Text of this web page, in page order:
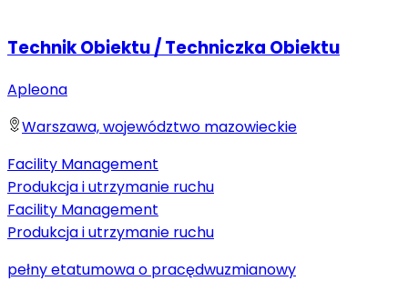
Technik Obiektu / Techniczka Obiektu
Apleona
Warszawa, województwo mazowieckie
Facility Management
Produkcja i utrzymanie ruchu
Facility Management
Produkcja i utrzymanie ruchu
pełny etatumowa o pracędwuzmianowy